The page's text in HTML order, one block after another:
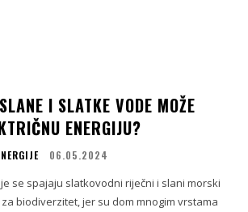
I SLATKE VODE MOŽE
ENERGIJU?
06.05.2024
se spajaju slatkovodni riječni i slani morski
biodiverzitet, jer su dom mnogim vrstama